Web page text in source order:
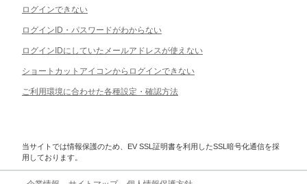
ログインできない
ログインID・パスワードがわからない
ログインIDにしていたメールアドレスが使えない
ショートカットアイコンからログインできない
ご利用環境に合わせた各種設定・確認方法
当サイトでは情報保護のため、EV SSL証明書を利用したSSL暗号化通信を採
用しております。